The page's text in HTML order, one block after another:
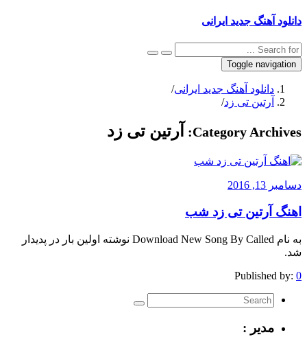
دانلود آهنگ جدید ایرانی
Toggle navigation
دانلود آهنگ جدید ایرانی/
آرتین تی زد/
Category Archives: آرتین تی زد
دسامبر 13, 2016
اهنگ آرتین تی زد شب
به نام Download New Song By Called نوشته اولین بار در پدیدار
شد.
Published by: 0
مدیر :